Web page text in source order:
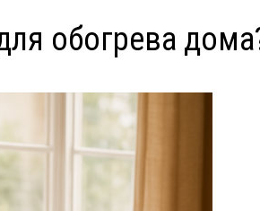
обогрева